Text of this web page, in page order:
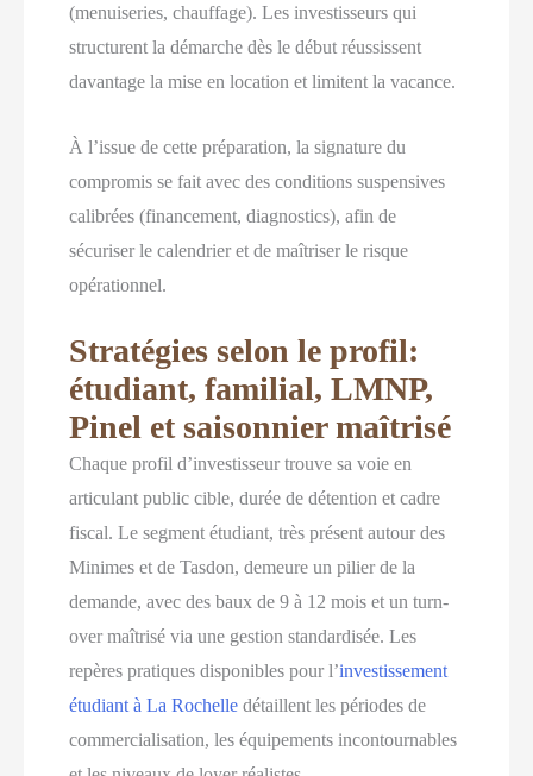
(menuiseries, chauffage). Les investisseurs qui
structurent la démarche dès le début réussissent
davantage la mise en location et limitent la vacance.
À l’issue de cette préparation, la signature du
compromis se fait avec des conditions suspensives
calibrées (financement, diagnostics), afin de
sécuriser le calendrier et de maîtriser le risque
opérationnel.
Stratégies selon le profil:
étudiant, familial, LMNP,
Pinel et saisonnier maîtrisé
Chaque profil d’investisseur trouve sa voie en
articulant public cible, durée de détention et cadre
fiscal. Le segment étudiant, très présent autour des
Minimes et de Tasdon, demeure un pilier de la
demande, avec des baux de 9 à 12 mois et un turn-
over maîtrisé via une gestion standardisée. Les
repères pratiques disponibles pour l’investissement
étudiant à La Rochelle détaillent les périodes de
commercialisation, les équipements incontournables